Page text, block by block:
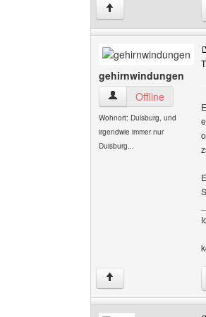
↑
gehirnwindungen
gehirnwindungen
Offline
Wohnort: Duisburg, und
irgendwie immer nur
Duisburg...
↑